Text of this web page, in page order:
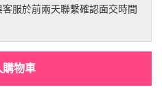
服於前兩天聯繫確認面交時間
購物車